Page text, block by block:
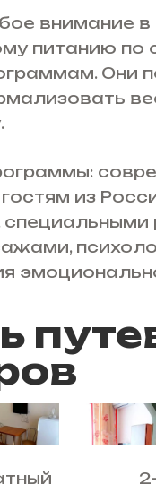
внимание
питанию по
Они
из